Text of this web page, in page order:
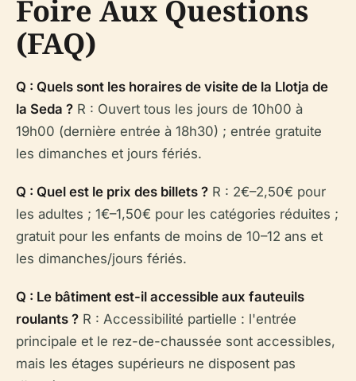
Foire Aux Questions
(FAQ)
Q : Quels sont les horaires de visite de la Llotja de
la Seda ? R : Ouvert tous les jours de 10h00 à
19h00 (dernière entrée à 18h30) ; entrée gratuite
les dimanches et jours fériés.
Q : Quel est le prix des billets ? R : 2€–2,50€ pour
les adultes ; 1€–1,50€ pour les catégories réduites ;
gratuit pour les enfants de moins de 10–12 ans et
les dimanches/jours fériés.
Q : Le bâtiment est-il accessible aux fauteuils
roulants ? R : Accessibilité partielle : l'entrée
principale et le rez-de-chaussée sont accessibles,
mais les étages supérieurs ne disposent pas